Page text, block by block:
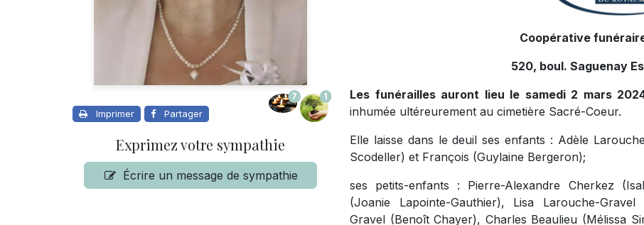
Imprimer Partager
7 1
Exprimez votre sympathie
Écrire un message de sympathie
Coopérative
520, boul. Saguenay
Les funérailles auront lieu le samedi 2 mars
inhumée ultéreurement au cimetière Sacré-Coeur.
Elle laisse dans le deuil ses enfants : Adèle
Scodeller) et François (Guylaine Bergeron);
ses petits-enfants : Pierre-Alexandre Cherkez
(Joanie Lapointe-Gauthier), Lisa Larouche-
Gravel (Benoît Chayer), Charles Beaulieu (Mélissa